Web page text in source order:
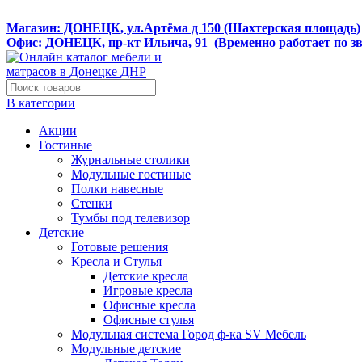
Магазин: ДОНЕЦК, ул.Артёма д 150 (Шахтерская площадь)
Офис: ДОНЕЦК, пр-кт Ильича, 91 (Временно работает по
В категории
Акции
Гостиные
Журнальные столики
Модульные гостиные
Полки навесные
Стенки
Тумбы под телевизор
Детские
Готовые решения
Кресла и Стулья
Детские кресла
Игровые кресла
Офисные кресла
Офисные стулья
Модульная система Город ф-ка SV Мебель
Модульные детские